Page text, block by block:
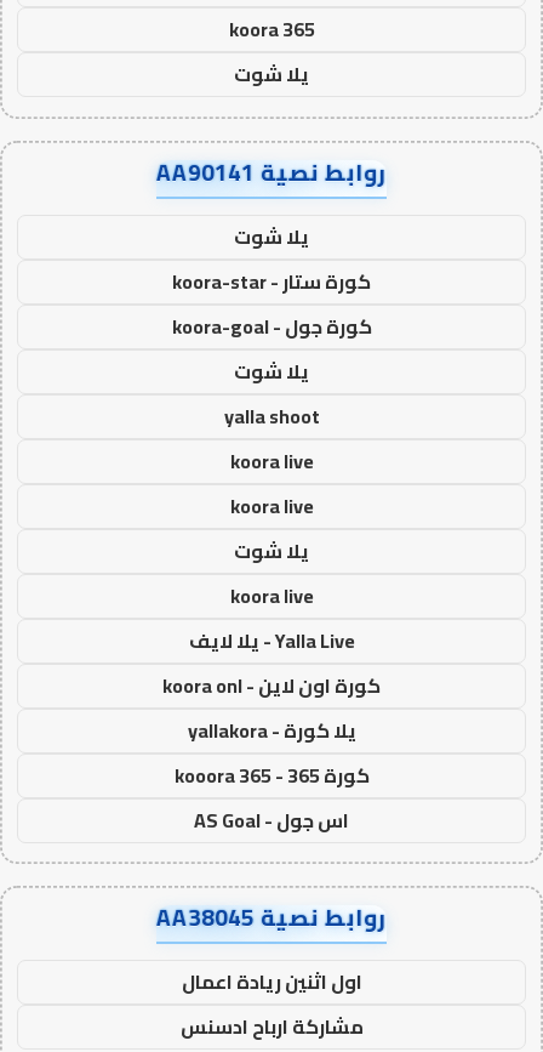
koora 365
يلا شوت
روابط نصية AA90141
يلا شوت
كورة ستار - koora-star
كورة جول - koora-goal
يلا شوت
yalla shoot
koora live
koora live
يلا شوت
koora live
Yalla Live - يلا لايف
كورة اون لاين - koora onl
يلا كورة - yallakora
كورة 365 - kooora 365
اس جول - AS Goal
روابط نصية AA38045
اول اثنين ريادة اعمال
مشاركة ارباح ادسنس